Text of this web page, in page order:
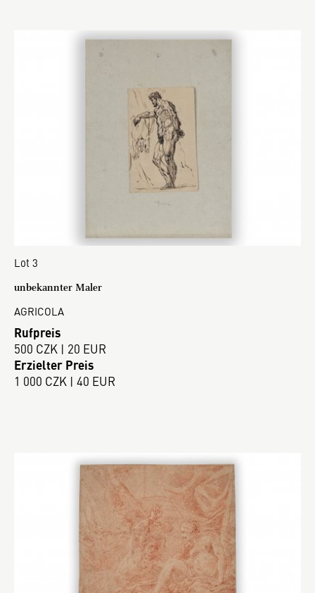
Lot 3
unbekannter Maler
AGRICOLA
Rufpreis
500 CZK | 20 EUR
Erzielter Preis
1 000 CZK | 40 EUR